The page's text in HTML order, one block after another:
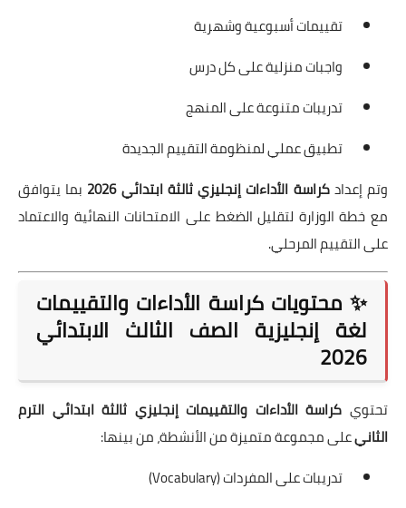
تقييمات أسبوعية وشهرية
واجبات منزلية على كل درس
تدريبات متنوعة على المنهج
تطبيق عملي لمنظومة التقييم الجديدة
وتم إعدادكراسة الأداءات إنجليزي ثالثة ابتدائي 2026
بما يتوافق
مع خطة الوزارة لتقليل الضغط على الامتحانات النهائية والاعتماد
على التقييم المرحلي.
✨ محتويات كراسة الأداءات والتقييمات
لغة إنجليزية الصف الثالث الابتدائي
2026
تحتوي كراسة الأداءات والتقييمات إنجليزي ثالثة ابتدائي الترم
الثانيعلى مجموعة متميزة من الأنشطة، من بينها:
تدريبات على المفردات (Vocabulary)